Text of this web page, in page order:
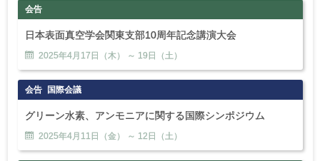
会告
日本表面真空学会関東支部10周年記念講演大会
2025年4月 17日（木） ～ 19日（土）
会告 国際会議
グリーン水素、アンモニアに関する国際シンポジウム
2025年4月 11日（金） ～ 12日（土）